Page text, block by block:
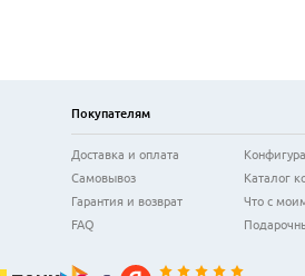
Покупателям
Доставка и оплата
Самовывоз
Гарантия и возврат
FAQ
Каталог
Что с